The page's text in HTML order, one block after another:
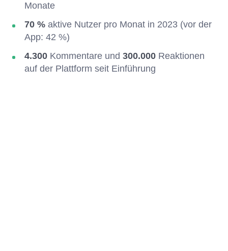
Monate
70 % aktive Nutzer pro Monat in 2023 (vor der
App: 42 %)
4.300 Kommentare und 300.000 Reaktionen
auf der Plattform seit Einführung